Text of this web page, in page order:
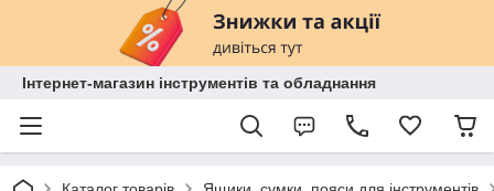
Інтернет-магазин інструментів та обладнання